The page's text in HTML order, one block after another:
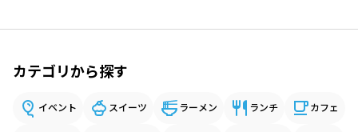
カテゴリから探す
イベント スイーツ ラーメン ランチ カフェ